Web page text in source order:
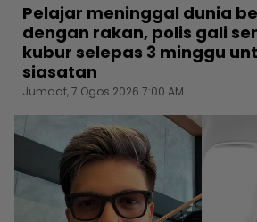
Pelajar meninggal dunia
dengan rakan, polis gali
kubur selepas 3 minggu
siasatan
Jumaat, 7 Ogos 2026 7:00 AM